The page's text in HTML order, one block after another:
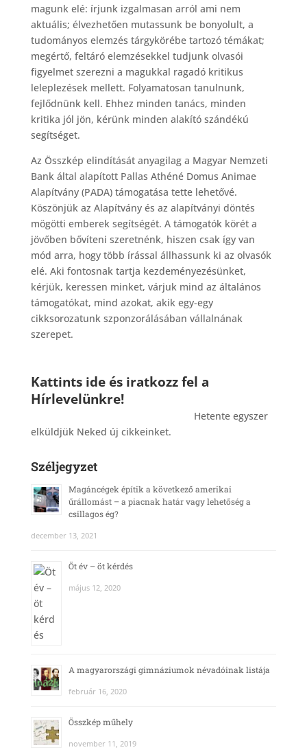
magunk elé: írjunk izgalmasan arról ami nem
aktuális; élvezhetően mutassunk be bonyolult, a
tudományos elemzés tárgykörébe tartozó témákat;
megértő, feltáró elemzésekkel tudjunk olvasói
figyelmet szerezni a magukkal ragadó kritikus
leleplezések mellett. Folyamatosan tanulnunk,
fejlődnünk kell. Ehhez minden tanács, minden
kritika jól jön, kérünk minden alakító szándékú
segítséget.
Az Összkép elindítását anyagilag a Magyar Nemzeti
Bank által alapított Pallas Athéné Domus Animae
Alapítvány (PADA) támogatása tette lehetővé.
Köszönjük az Alapítvány és az alapítványi döntés
mögötti emberek segítségét. A támogatók körét a
jövőben bővíteni szeretnénk, hiszen csak így van
mód arra, hogy több írással állhassunk ki az olvasók
elé. Aki fontosnak tartja kezdeményezésünket,
kérjük, keressen minket, várjuk mind az általános
támogatókat, mind azokat, akik egy-egy
cikksorozatunk szponzorálásában vállalnának
szerepet.
Kattints ide és iratkozz fel a
Hírlevelünkre!
Hetente egyszer
elküldjük Neked új cikkeinket.
Széljegyzet
Magáncégek építik a következő amerikai
űrállomást – a piacnak határ vagy lehetőség a
csillagos ég?
december 13, 2021
Öt év – öt kérdés
május 12, 2020
A magyarországi gimnáziumok névadóinak listája
február 16, 2020
Összkép műhely
november 11, 2019